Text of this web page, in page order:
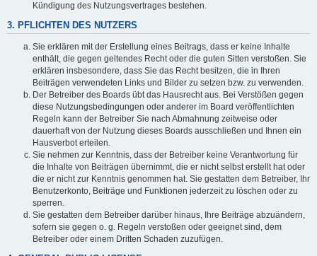
Kündigung des Nutzungsvertrages bestehen.
3. PFLICHTEN DES NUTZERS
Sie erklären mit der Erstellung eines Beitrags, dass er keine Inhalte
enthält, die gegen geltendes Recht oder die guten Sitten verstoßen. Sie
erklären insbesondere, dass Sie das Recht besitzen, die in Ihren
Beiträgen verwendeten Links und Bilder zu setzen bzw. zu verwenden.
Der Betreiber des Boards übt das Hausrecht aus. Bei Verstößen gegen
diese Nutzungsbedingungen oder anderer im Board veröffentlichten
Regeln kann der Betreiber Sie nach Abmahnung zeitweise oder
dauerhaft von der Nutzung dieses Boards ausschließen und Ihnen ein
Hausverbot erteilen.
Sie nehmen zur Kenntnis, dass der Betreiber keine Verantwortung für
die Inhalte von Beiträgen übernimmt, die er nicht selbst erstellt hat oder
die er nicht zur Kenntnis genommen hat. Sie gestatten dem Betreiber, Ihr
Benutzerkonto, Beiträge und Funktionen jederzeit zu löschen oder zu
sperren.
Sie gestatten dem Betreiber darüber hinaus, Ihre Beiträge abzuändern,
sofern sie gegen o. g. Regeln verstoßen oder geeignet sind, dem
Betreiber oder einem Dritten Schaden zuzufügen.